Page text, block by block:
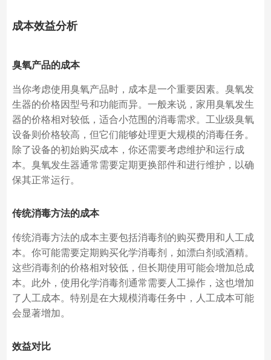
成本效益分析
臭氧产品的成本
当你考虑使用臭氧产品时，成本是一个重要因素。臭氧发
生器的价格因型号和功能而异。一般来说，家用臭氧发生
器的价格相对较低，适合小范围的消毒需求。工业级臭氧
设备则价格较高，但它们能够处理更大规模的消毒任务。
除了设备的初始购买成本，你还需要考虑维护和运行成
本。臭氧发生器通常需要定期更换部件和进行维护，以确
保其正常运行。
传统消毒方法的成本
传统消毒方法的成本主要包括消毒剂的购买费用和人工成
本。你可能需要定期购买化学消毒剂，如漂白剂或酒精。
这些消毒剂的价格相对较低，但长期使用可能会增加总成
本。此外，使用化学消毒剂通常需要人工操作，这也增加
了人工成本。特别是在大规模消毒任务中，人工成本可能
会显著增加。
效益对比